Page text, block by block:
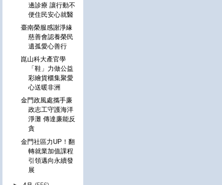
邊診療 讓行動不
便住民安心就醫
臺南榮服感謝淨緣
慈善會認養榮民
遺孤愛心善行
崑山科大產官學
「鞋」力做公益
彩繪貨櫃集聚愛
心送暖非洲
金門政風處攜手廉
政志工守護海洋
淨灘 傳達廉能反
貪
金門社區力UP！翻
轉就業加值課程
引領邁向永續發
展